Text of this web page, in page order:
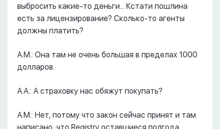
выбросить какие-то деньги... Кстати пошлина
есть за лицензирование? Сколько-то агенты
должны платить?
А.М.: Она там не очень большая в пределах 1000
долларов.
А.А.: А страховку нас обяжут покупать?
А.М.: Нет, потому что закон сейчас принят и там